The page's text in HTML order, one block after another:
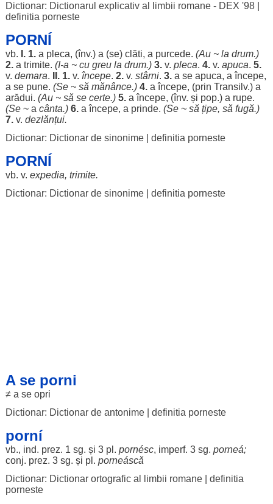
Dictionar: Dictionarul explicativ al limbii romane - DEX '98|
definitia porneste
PORNÍ
vb. I. 1.a pleca, (înv.) a (se) clăti, a purcede. (Au ~ la drum.)
2.a trimite. (I-a ~ cu greula drum.) 3.v. pleca. 4.v. apuca. 5.
v. demara. II. 1.v. începe. 2.v. stârni. 3.a se apuca, aîncepe,
a se pune. (Se ~ să mănânce.) 4.aîncepe, (prin Transilv.) a
arădui. (Au ~ să se certe.) 5.aîncepe, (înv. și pop.) a rupe.
(Se~ a cânta.) 6.aîncepe, a prinde. (Se ~ să țipe, să fugă.)
7.v. dezlănțui.
Dictionar: Dictionar de sinonime| definitia porneste
PORNÍ
vb. v. expedia, trimite.
Dictionar: Dictionar de sinonime| definitia porneste
A se porni
≠ a se opri
Dictionar: Dictionar de antonime| definitia porneste
porní
vb., ind. prez. 1 sg. și 3 pl. pornésc, imperf. 3 sg. porneá;
conj. prez. 3 sg. și pl. porneáscă
Dictionar: Dictionar ortografic al limbii romane| definitia
porneste